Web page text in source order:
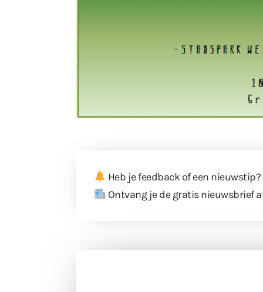
Heb je feedback of een nieuwstip?
Ontvang je de gratis nieuwsbrief